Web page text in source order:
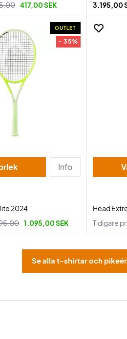
417,00 SEK
3.195,00
OUTLET
- 35%
Info
2024
1.095,00 SEK
Head
Tidigare
Se alla t-shirtar och pikeér